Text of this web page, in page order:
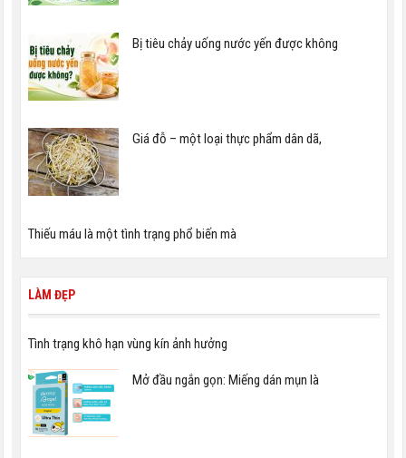
Bị tiêu chảy uống nước yến được không
Giá đỗ – một loại thực phẩm dân dã,
Thiếu máu là một tình trạng phổ biến mà
LÀM ĐẸP
Tình trạng khô hạn vùng kín ảnh hưởng
Mở đầu ngắn gọn: Miếng dán mụn là